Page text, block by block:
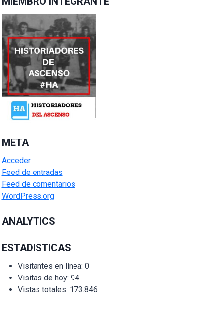
META
Acceder
Feed de entradas
Feed de comentarios
WordPress.org
ANALYTICS
ESTADISTICAS
Visitantes en línea: 0
Visitas de hoy: 94
Vistas totales: 173.846